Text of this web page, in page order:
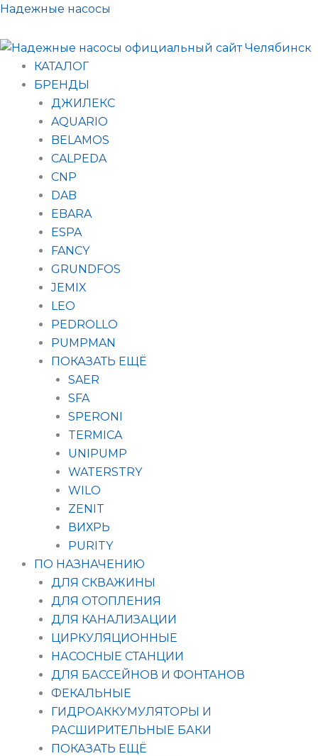
Перейти
содержимому
Надежные насосы
КАТАЛОГ
БРЕНДЫ
ДЖИЛЕКС
AQUARIO
BELAMOS
CALPEDA
CNP
DAB
EBARA
ESPA
FANCY
GRUNDFOS
JEMIX
LEO
PEDROLLO
PUMPMAN
ПОКАЗАТЬ ЕЩЁ
SAER
SFA
SPERONI
TERMICA
UNIPUMP
WATERSTRY
WILO
ZENIT
ВИХРЬ
PURITY
ПО НАЗНАЧЕНИЮ
ДЛЯ СКВАЖИНЫ
ДЛЯ ОТОПЛЕНИЯ
ДЛЯ КАНАЛИЗАЦИИ
ЦИРКУЛЯЦИОННЫЕ
НАСОСНЫЕ СТАНЦИИ
ДЛЯ БАССЕЙНОВ И ФОНТАНОВ
ФЕКАЛЬНЫЕ
ГИДРОАККУМУЛЯТОРЫ И
РАСШИРИТЕЛЬНЫЕ БАКИ
ПОКАЗАТЬ ЕЩЁ
Поиск